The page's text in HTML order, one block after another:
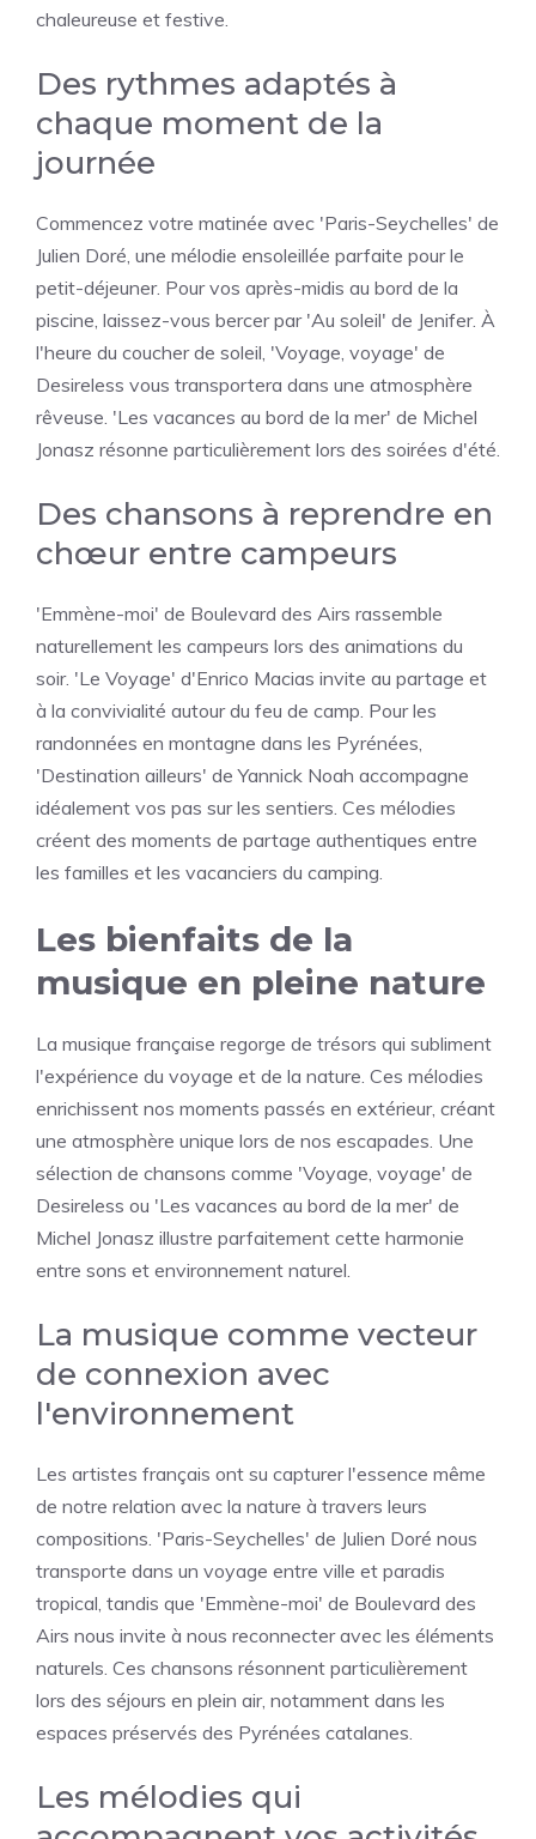
chaleureuse et festive.
Des rythmes adaptés à
chaque moment de la
journée
Commencez votre matinée avec 'Paris-Seychelles' de
Julien Doré, une mélodie ensoleillée parfaite pour le
petit-déjeuner. Pour vos après-midis au bord de la
piscine, laissez-vous bercer par 'Au soleil' de Jenifer. À
l'heure du coucher de soleil, 'Voyage, voyage' de
Desireless vous transportera dans une atmosphère
rêveuse. 'Les vacances au bord de la mer' de Michel
Jonasz résonne particulièrement lors des soirées d'été.
Des chansons à reprendre en
chœur entre campeurs
'Emmène-moi' de Boulevard des Airs rassemble
naturellement les campeurs lors des animations du
soir. 'Le Voyage' d'Enrico Macias invite au partage et
à la convivialité autour du feu de camp. Pour les
randonnées en montagne dans les Pyrénées,
'Destination ailleurs' de Yannick Noah accompagne
idéalement vos pas sur les sentiers. Ces mélodies
créent des moments de partage authentiques entre
les familles et les vacanciers du camping.
Les bienfaits de la
musique en pleine nature
La musique française regorge de trésors qui subliment
l'expérience du voyage et de la nature. Ces mélodies
enrichissent nos moments passés en extérieur, créant
une atmosphère unique lors de nos escapades. Une
sélection de chansons comme 'Voyage, voyage' de
Desireless ou 'Les vacances au bord de la mer' de
Michel Jonasz illustre parfaitement cette harmonie
entre sons et environnement naturel.
La musique comme vecteur
de connexion avec
l'environnement
Les artistes français ont su capturer l'essence même
de notre relation avec la nature à travers leurs
compositions. 'Paris-Seychelles' de Julien Doré nous
transporte dans un voyage entre ville et paradis
tropical, tandis que 'Emmène-moi' de Boulevard des
Airs nous invite à nous reconnecter avec les éléments
naturels. Ces chansons résonnent particulièrement
lors des séjours en plein air, notamment dans les
espaces préservés des Pyrénées catalanes.
Les mélodies qui